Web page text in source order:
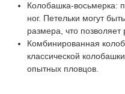
Колобашка-восьмерка:
ног. Петельки могут
размера, что позволяет
Комбинированная
классической
опытных пловцов.